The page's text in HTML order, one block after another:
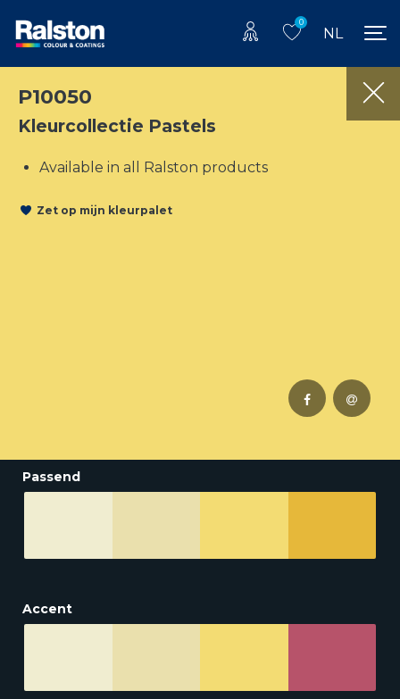
0
NL
P10050
Kleurcollectie Pastels
Available in all Ralston products
Zet op mijn kleurpalet
Passend
Accent